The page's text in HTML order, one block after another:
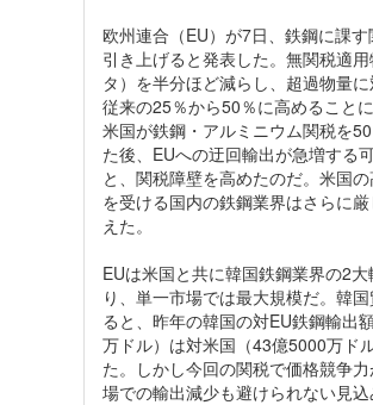
欧州連合（EU）が7日、鉄鋼に課
引き上げると発表した。無関税適
タ）を半分ほど減らし、超過物量
従来の25％から50％に高めること
米国が鉄鋼・アルミニウム関税を
た後、EUへの迂回輸出が急増する
と、関税障壁を高めたのだ。米国
を受ける国内の鉄鋼業界はさらに
えた。
EUは米国と共に韓国鉄鋼業界の2
り、単一市場では最大規模だ。韓
ると、昨年の韓国の対EU鉄鋼輸出
万ドル）は対米国（43億5000万ド
た。しかし今回の関税で価格競争
場での輸出減少も避けられない見込